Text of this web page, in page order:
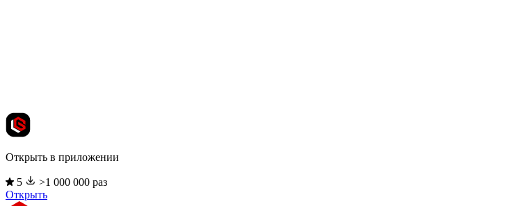
Открыть в приложении
5
>1 000 000 раз
Открыть